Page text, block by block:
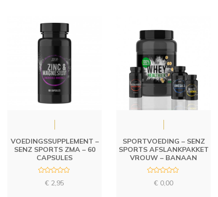
VOEDINGSSUPPLEMENT –
SENZ SPORTS ZMA – 60
CAPSULES
€ 2,95
SPORTVOEDING – SENZ
SPORTS AFSLANKPAKKET
VROUW – BANAAN
€ 0,00